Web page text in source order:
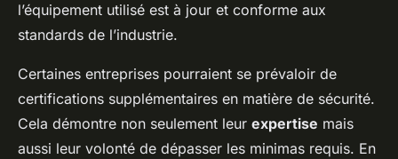
l’équipement utilisé est à jour et conforme aux
standards de l’industrie.
Certaines entreprises pourraient se prévaloir de
certifications supplémentaires en matière de sécurité.
Cela démontre non seulement leur expertise mais
aussi leur volonté de dépasser les minimas requis. En